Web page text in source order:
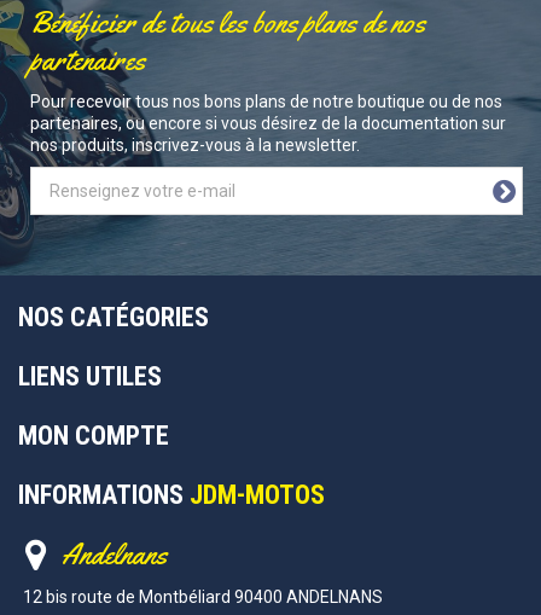
Bénéficier de tous les bons plans de nos
partenaires
Pour recevoir tous nos bons plans de notre boutique ou de nos
partenaires, ou encore si vous désirez de la documentation sur
nos produits, inscrivez-vous à la newsletter.
NOS CATÉGORIES
LIENS UTILES
MON COMPTE
INFORMATIONS JDM-MOTOS
Andelnans
12 bis route de Montbéliard 90400 ANDELNANS